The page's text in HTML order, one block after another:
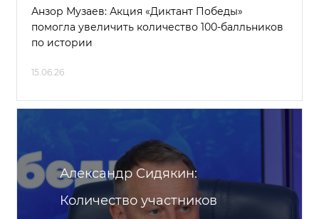
Анзор Музаев: Акция «Диктант Победы»
помогла увеличить количество 100-балльников
по истории
15.06.26
Александр Сидякин:
Количество участников